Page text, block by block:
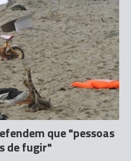
que "pessoas
de fugir"